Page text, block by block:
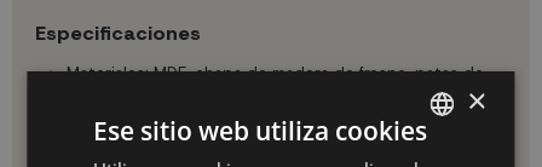
Especificaciones
Materiales: MDF, chapa de madera de fresno, patas de
Dimensiones: 40 cm de ancho x 63 cm de alto x 34 cm
de fondo.
Altura del cajón: 14,8 cm.
×
Ese sitio web utiliza cookies